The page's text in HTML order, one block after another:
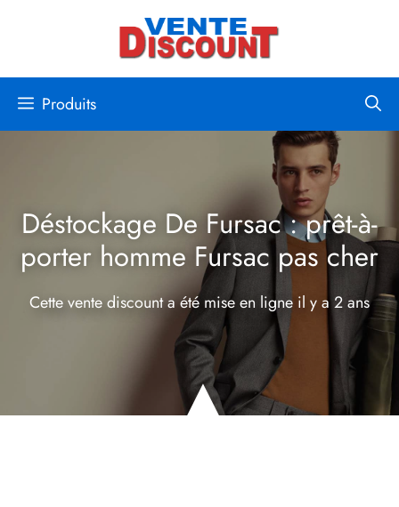
Produits
Déstockage De Fursac : prêt-à-
porter homme Fursac pas cher
Cette vente discount a été mise en ligne il y a 2 ans